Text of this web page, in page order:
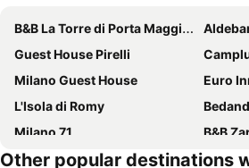
B&B La Torre di Porta Maggiore
Guest House Pirelli
Milano Guest House
Euro
L'Isola di Romy
Milano 71
B&B
IMHOME - Cadorna House
Other popular destinations